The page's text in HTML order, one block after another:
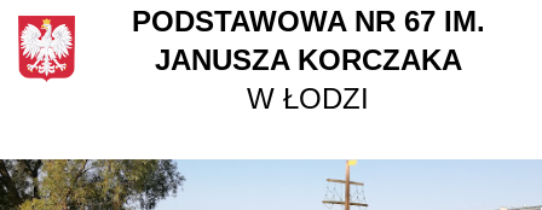
PODSTAWOWA NR 67 IM.
JANUSZA KORCZAKA
W ŁODZI